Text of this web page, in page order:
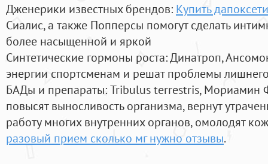
Дженерики известных брендов: Купить
Сиалис, а также Попперсы помогут сделать
более насыщенной и яркой
Синтетические гормоны роста: Динатроп,
энергии спортсменам и решат проблемы
БАДы и препараты:Tribulus terrestris, Мориамин
повысят выносливость организма, вернут
работу многих внутренних органов, омолодят
разовый прием сколько мг нужно отзывы.